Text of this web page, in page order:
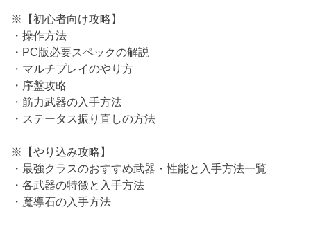
※【初心者向け攻略】
・操作方法
・PC版必要スペックの解説
・マルチプレイのやり方
・序盤攻略
・筋力武器の入手方法
・ステータス振り直しの方法
※【やり込み攻略】
・最強クラスのおすすめ武器・性能と入手方法一覧
・各武器の特徴と入手方法
・魔導石の入手方法